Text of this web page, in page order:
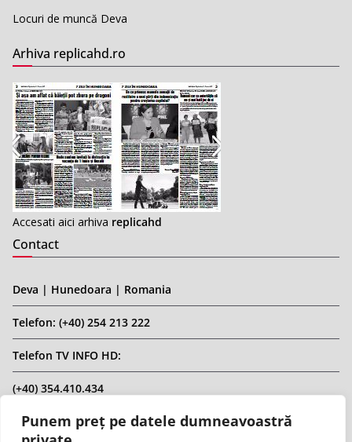
Punem preț pe datele dumneavoastră
Locuri de muncă Deva
Arhiva replicahd.ro
Accesati aici arhiva replicahd
Contact
Deva | Hunedoara | Romania
Telefon: (+40) 254 213 222
Telefon TV INFO HD:
(+40) 354.410.434
Email: infohd20@gmail.com